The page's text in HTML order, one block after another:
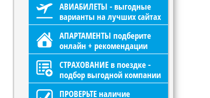
АВИАБИЛЕТЫ - выгодные
варианты на лучших сайтах
АПАРТАМЕНТЫ подберите
онлайн + рекомендации
СТРАХОВАНИЕ в поездке -
подбор выгодной компании
ПРОВЕРЬТЕ наличие